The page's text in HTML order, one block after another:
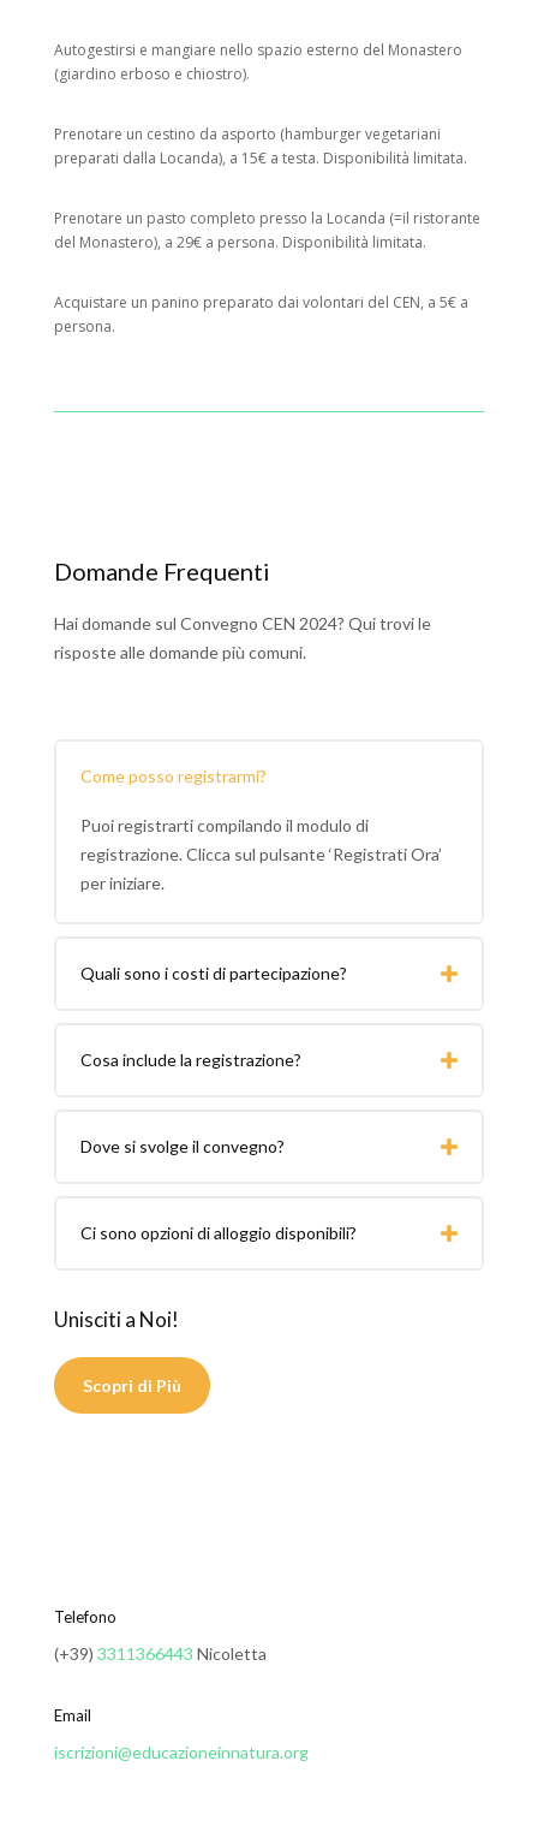
Autogestirsi e mangiare nello spazio esterno del Monastero
(giardino erboso e chiostro).
Prenotare un cestino da asporto (hamburger vegetariani
preparati dalla Locanda), a 15€ a testa. Disponibilità limitata.
Prenotare un pasto completo presso la Locanda (=il ristorante
del Monastero), a 29€ a persona. Disponibilità limitata.
Acquistare un panino preparato dai volontari del CEN, a 5€ a
persona.
Domande Frequenti
Hai domande sul Convegno CEN 2024? Qui trovi le
risposte alle domande più comuni.
Come posso registrarmi?
Puoi registrarti compilando il modulo di
registrazione. Clicca sul pulsante ‘Registrati Ora’
per iniziare.
Quali sono i costi di partecipazione?
Cosa include la registrazione?
Dove si svolge il convegno?
Ci sono opzioni di alloggio disponibili?
Unisciti a Noi!
Scopri di Più
Telefono
(+39) 3311366443 Nicoletta
Email
iscrizioni@educazioneinnatura.org